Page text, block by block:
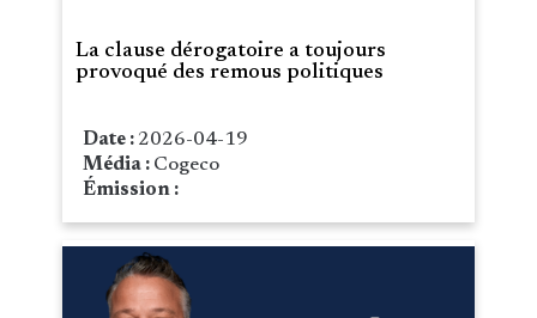
La clause dérogatoire a toujours
provoqué des remous politiques
Date : 2026-04-19
Média : Cogeco
Émission :